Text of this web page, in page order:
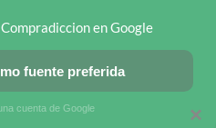
EN MÓVILES OFERTAS EN
×
en Google
fuente preferida
cuenta de Google